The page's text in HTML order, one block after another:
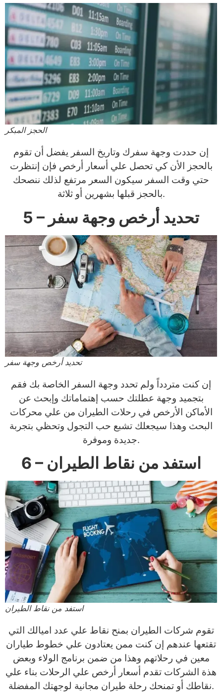
الحجز المبكر
إن حددت وجهة سفرك وتاريخ السفر يفضل أن تقوم
بالحجز الأن كي تحصل علي أسعار أرخص فإن إنتظرت
حتي وقت السفر سيكون السعر مرتفع لذلك ننصحك
بالحجز قبلها بشهرين أو ثلاثة.
5 – تحديد أرخص وجهة سفر
تحديد أرخص وجهة سفر
إن كنت متردداً ولم تحدد وجهة السفر الخاصة بك فقم
بتجميد وجهة عطلتك حسب إهتماماتك وإبحث عن
الأماكن الأرخص في رحلات الطيران من علي محركات
البحث وهذا سيجعلك تشبع حب التجول وتحظي بتجربة
جديدة وموفرة.
6 – استفد من نقاط الطيران
استفد من نقاط الطيران
تقوم شركات الطيران بمنح نقاط علي عدد اميالك التي
تقتعها عندهم إن كنت ممن يعتادون علي خطوط طياران
معين في رحلاتهم وهذا من ضمن برنامج الولاء وبعض
هذة الشركات تقدم أسعار أرخص علي الرحلات بناء علي
نقاطك أو تمنحك رحلة طيران مجانية لوجهتك المفضلة.